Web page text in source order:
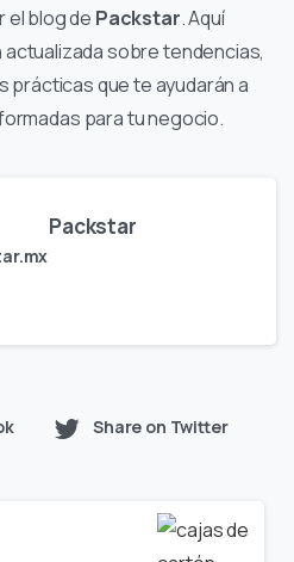
el blog de Packstar. Aquí
sobre tendencias,
prácticas que te ayudarán a
para tu negocio.
Packstar
Share on Twitter